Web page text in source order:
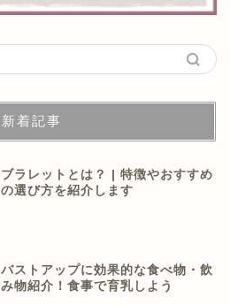
新着記事
ブラレットとは？ | 特徴やおすすめ
の選び方を紹介します
バストアップに効果的な食べ物・飲
み物紹介！食事で育乳しよう